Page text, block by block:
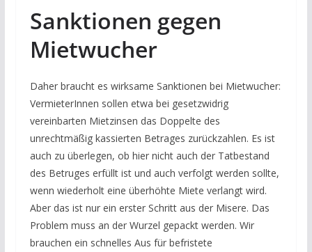
Sanktionen gegen
Mietwucher
Daher braucht es wirksame Sanktionen bei Mietwucher:
VermieterInnen sollen etwa bei gesetzwidrig
vereinbarten Mietzinsen das Doppelte des
unrechtmäßig kassierten Betrages zurückzahlen. Es ist
auch zu überlegen, ob hier nicht auch der Tatbestand
des Betruges erfüllt ist und auch verfolgt werden sollte,
wenn wiederholt eine überhöhte Miete verlangt wird.
Aber das ist nur ein erster Schritt aus der Misere. Das
Problem muss an der Wurzel gepackt werden. Wir
brauchen ein schnelles Aus für befristete